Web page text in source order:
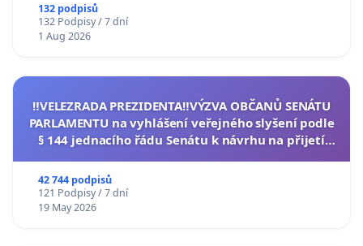
132 podpisů
132 Podpisy / 7 dní
1 Aug 2026
‼️VELEZRADA PREZIDENTA‼️VÝZVA OBČANŮ SENÁTU
PARLAMENTU na vyhlášení veřejného slyšení podle
§ 144 jednacího řádu Senátu k návrhu na přijetí
42 744 podpisů
121 Podpisy / 7 dní
19 May 2026